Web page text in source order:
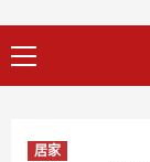
Menu
居家